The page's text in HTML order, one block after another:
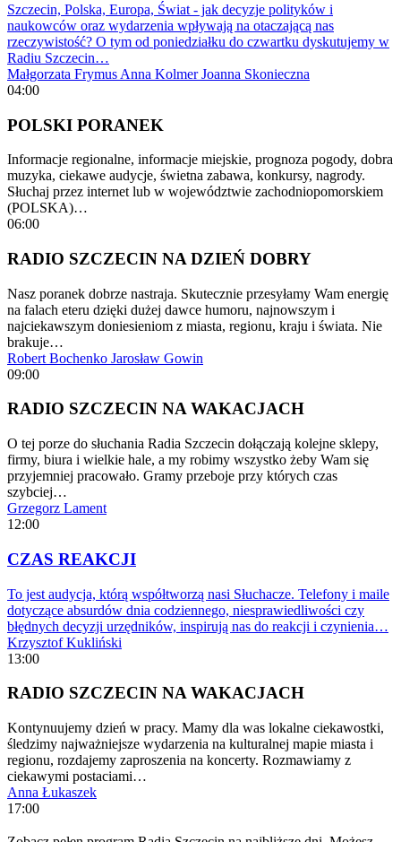
Szczecin, Polska, Europa, Świat - jak decyzje polityków i
naukowców oraz wydarzenia wpływają na otaczającą nas
rzeczywistość? O tym od poniedziałku do czwartku dyskutujemy w
Radiu Szczecin…
Małgorzata Frymus Anna Kolmer Joanna Skonieczna
04:00
POLSKI PORANEK
Informacje regionalne, informacje miejskie, prognoza pogody, dobra
muzyka, ciekawe audycje, świetna zabawa, konkursy, nagrody.
Słuchaj przez internet lub w województwie zachodniopomorskiem
(POLSKA)…
06:00
RADIO SZCZECIN NA DZIEŃ DOBRY
Nasz poranek dobrze nastraja. Skutecznie przesyłamy Wam energię
na falach eteru dzięki dużej dawce humoru, najnowszym i
najciekawszym doniesieniom z miasta, regionu, kraju i świata. Nie
brakuje…
Robert Bochenko Jarosław Gowin
09:00
RADIO SZCZECIN NA WAKACJACH
O tej porze do słuchania Radia Szczecin dołączają kolejne sklepy,
firmy, biura i wielkie hale, a my robimy wszystko żeby Wam się
przyjemniej pracowało. Gramy przeboje przy których czas
szybciej…
Grzegorz Lament
12:00
CZAS REAKCJI
To jest audycja, którą współtworzą nasi Słuchacze. Telefony i maile
dotyczące absurdów dnia codziennego, niesprawiedliwości czy
błędnych decyzji urzędników, inspirują nas do reakcji i czynienia…
Krzysztof Kukliński
13:00
RADIO SZCZECIN NA WAKACJACH
Kontynuujemy dzień w pracy. Mamy dla was lokalne ciekawostki,
śledzimy najważniejsze wydarzenia na kulturalnej mapie miasta i
regionu, rozdajemy zaproszenia na koncerty. Rozmawiamy z
ciekawymi postaciami…
Anna Łukaszek
17:00